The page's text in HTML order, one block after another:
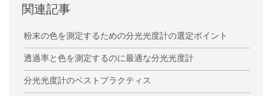
関連記事
粉末の色を測定するための分光光度計の選定ポイント
透過率と色を測定するのに最適な分光光度計
分光光度計のベストプラクティス